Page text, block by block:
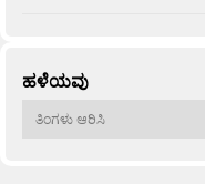
ಹಳೆಯವು
ಹಳೆಯವು